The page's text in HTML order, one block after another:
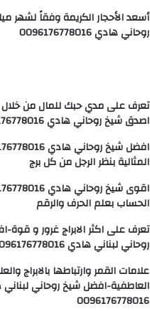
أسعد الأحجار الكريمة وفقاً لشهر
روحاني هادي 0096176778016
تعرف على مدي حبك للمال من
اصدق شيخ روحاني هادي 0096176778016
المثالية بنظر الرجل من كل برج
الحساب بعلم الحرف والرقم
تعرف على اكثر الابراج غرور و
روحاني لبناني هادي 0096176778016
علامات القمر وارتباطها بالابراج
العاطفية-افضل شيخ روحاني
0096176778016